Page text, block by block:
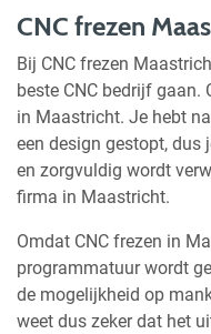
CNC frezen
Bij CNC frezen
beste CNC bedrijf gaan.
in Maastricht. Je hebt
een design gestopt,
en zorgvuldig wordt
firma in Maastricht.
Omdat CNC frezen in
programmatuur wordt
de mogelijkheid op
weet dus zeker dat het